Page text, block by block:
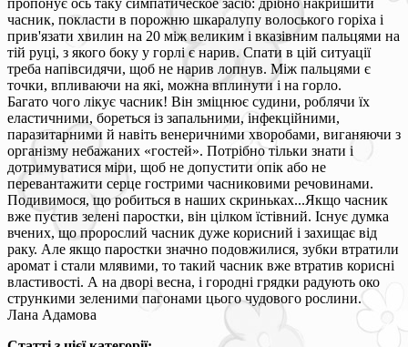
часник, покласти в порожню шкаралупу волоського горіха і
прив'язати хвилин на 20 між великим і вказівним пальцями на
тій руці, з якого боку у горлі є нарив. Спати в цій ситуації
треба напівсидячи, щоб не нарив лопнув. Між пальцями є
точки, впливаючи на які, можна вплинути і на горло.
Багато чого лікує часник! Він зміцнює судини, роблячи їх
еластичними, бореться із запальними, інфекційними,
паразитарними й навіть венеричними хворобами, виганяючи з
організму небажаних «гостей». Потрібно тільки знати і
дотримуватися міри, щоб не допустити опік або не
перевантажити серце гострими часниковими речовинами.
Подивимося, що робиться в наших скриньках...Якщо часник
вже пустив зелені паростки, він цілком їстівний. Існує думка
вчених, що пророслий часник дуже корисний і захищає від
раку. Але якщо паростки значно подовжилися, зубки втратили
аромат і стали млявими, то такий часник вже втратив корисні
властивості. А на дворі весна, і городні грядки радують око
стрункими зеленими пагонами цього чудового рослини.
Лана Адамова